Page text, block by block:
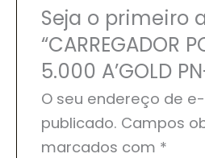
Seja o primeiro
“CARREGADOR
5.000 A’GOLD
O seu endereço de
publicado. Campos
marcados com *